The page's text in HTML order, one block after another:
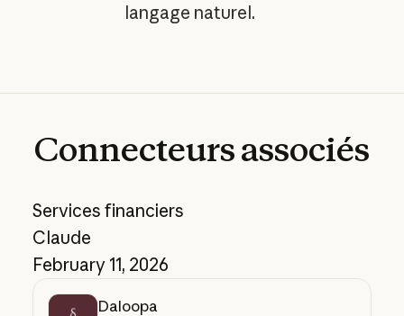
langage naturel.
Connecteursassociés
Services financiers
Claude
February 11, 2026
Daloopa